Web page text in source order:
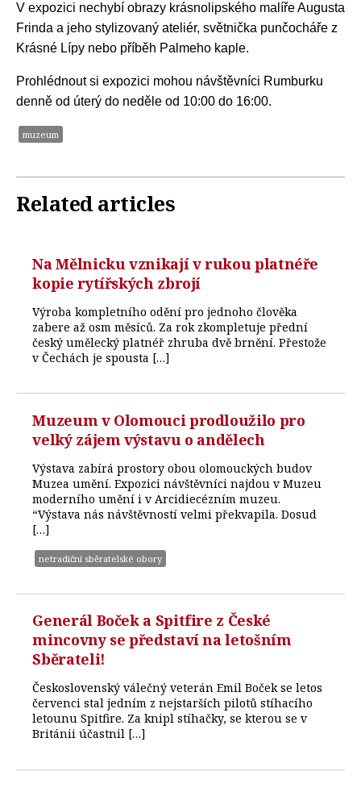
V expozici nechybí obrazy krásnolipského malíře Augusta
Frinda a jeho stylizovaný ateliér, světnička punčocháře z
Krásné Lípy nebo příběh Palmeho kaple.
Prohlédnout si expozici mohou návštěvníci Rumburku
denně od úterý do neděle od 10:00 do 16:00.
muzeum
Related articles
Na Mělnicku vznikají v rukou platnéře
kopie rytířských zbrojí
Výroba kompletního odění pro jednoho člověka
zabere až osm měsíců. Za rok zkompletuje přední
český umělecký platnéř zhruba dvě brnění. Přestože
v Čechách je spousta […]
Muzeum v Olomouci prodloužilo pro
velký zájem výstavu o andělech
Výstava zabírá prostory obou olomouckých budov
Muzea umění. Expozici návštěvníci najdou v Muzeu
moderního umění i v Arcidiecézním muzeu.
“Výstava nás návštěvností velmi překvapila. Dosud
[…]
netradiční sběratelské obory
Generál Boček a Spitfire z České
mincovny se představí na letošním
Sběrateli!
Československý válečný veterán Emil Boček se letos
červenci stal jedním z nejstarších pilotů stíhacího
letounu Spitfire. Za knipl stíhačky, se kterou se v
Británii účastnil […]